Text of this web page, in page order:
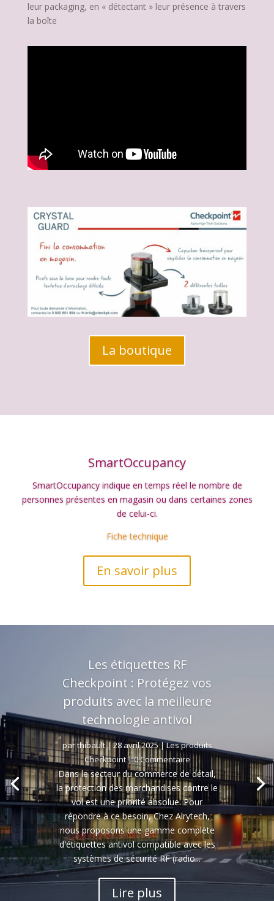
leur packaging, en « détectant » leur présence à travers
la boîte
La boutique
SmartOccupancy
SmartOccupancy indique en temps réel le nombre de
personnes présentes en magasin ou dans certaines zones
de celui-ci.
Fiche technique
En savoir plus
Les étiquettes RF
Checkpoint : Protégez vos
produits avec la meilleure
technologie antivol
parthibault|28 avril 2025|Les produits
Checkpoint| 0 Commentaire
Dans le secteur du commerce de détail,
la protection des marchandises contre le
vol est une priorité absolue. Pour
répondre à ce besoin, Chez Alrytech,
nous proposons une gamme complète
d'étiquettes antivol compatible avec les
systèmes de sécurité RF (radio...
Lire plus